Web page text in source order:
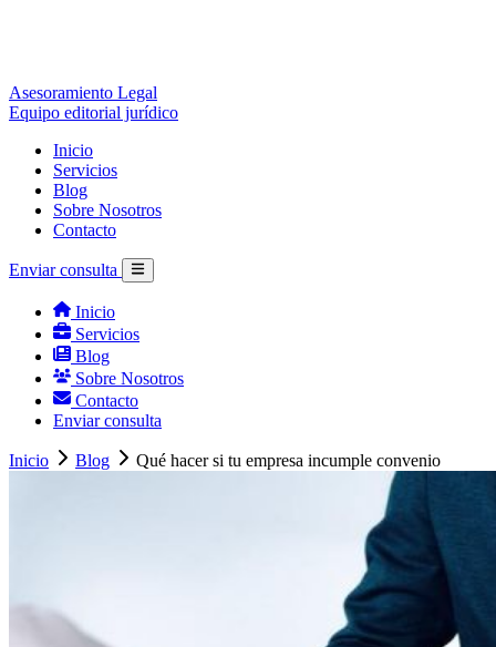
Asesoramiento Legal
Equipo editorial jurídico
Inicio
Servicios
Blog
Sobre Nosotros
Contacto
Enviar consulta
Inicio
Servicios
Blog
Sobre Nosotros
Contacto
Enviar consulta
Inicio Blog Qué hacer si tu empresa incumple convenio